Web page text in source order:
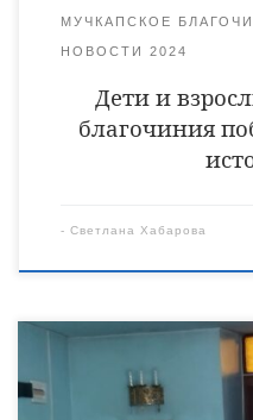
МУЧКАПСКОЕ
НОВОСТИ 2024
Дети и
благочиния
- Светлана Хабарова
14 июля Карандеевская
Кирсановское благочиние.